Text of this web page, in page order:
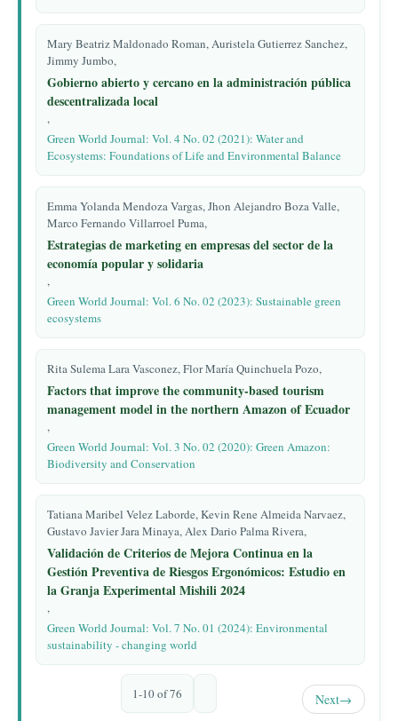
Mary Beatriz Maldonado Roman, Auristela Gutierrez Sanchez,
Jimmy Jumbo,
Gobierno abierto y cercano en la administración pública
descentralizada local
,
Green World Journal: Vol. 4 No. 02 (2021): Water and
Ecosystems: Foundations of Life and Environmental Balance
Emma Yolanda Mendoza Vargas, Jhon Alejandro Boza Valle,
Marco Fernando Villarroel Puma,
Estrategias de marketing en empresas del sector de la
economía popular y solidaria
,
Green World Journal: Vol. 6 No. 02 (2023): Sustainable green
ecosystems
Rita Sulema Lara Vasconez, Flor María Quinchuela Pozo,
Factors that improve the community-based tourism
management model in the northern Amazon of Ecuador
,
Green World Journal: Vol. 3 No. 02 (2020): Green Amazon:
Biodiversity and Conservation
Tatiana Maribel Velez Laborde, Kevin Rene Almeida Narvaez,
Gustavo Javier Jara Minaya, Alex Dario Palma Rivera,
Validación de Criterios de Mejora Continua en la
Gestión Preventiva de Riesgos Ergonómicos: Estudio en
la Granja Experimental Mishili 2024
,
Green World Journal: Vol. 7 No. 01 (2024): Environmental
sustainability - changing world
1-10 of 76 Next→